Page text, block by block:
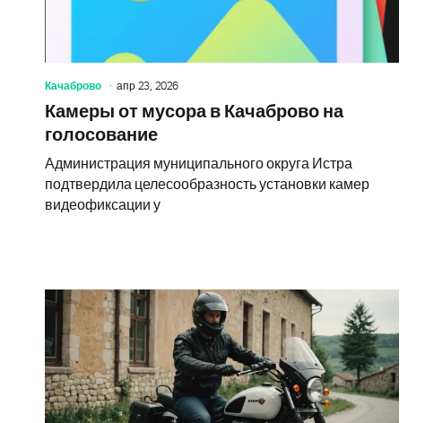
Качаброво апр 23, 2026
Камеры от мусора в Качаброво на
голосование
Администрация муниципального округа Истра
подтвердила целесообразность установки камер
видеофиксации у